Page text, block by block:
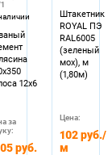
12х6
за
руб.
Штакетник
ROYAL ПЭ
RAL6005
(зеленый
мох), м
(1,80м)
Цена:
102 руб./
м